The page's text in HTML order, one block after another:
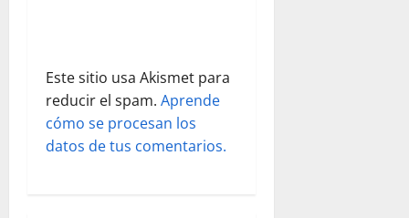
a
d
a
Este sitio usa Akismet para
reducir el spam. Aprende
cómo se procesan los
datos de tus comentarios.